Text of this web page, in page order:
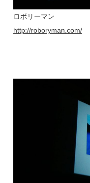
ロボリーマン
http://roboryman.com/